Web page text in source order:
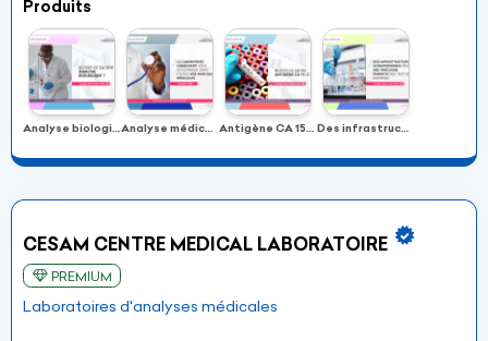
Produits
Analyse biologique Analyse médicales Antigène CA 15-3 Des infrastructures ultramodernes
CESAM CENTRE MEDICAL LABORATOIRE
PREMIUM
Laboratoires d'analyses médicales